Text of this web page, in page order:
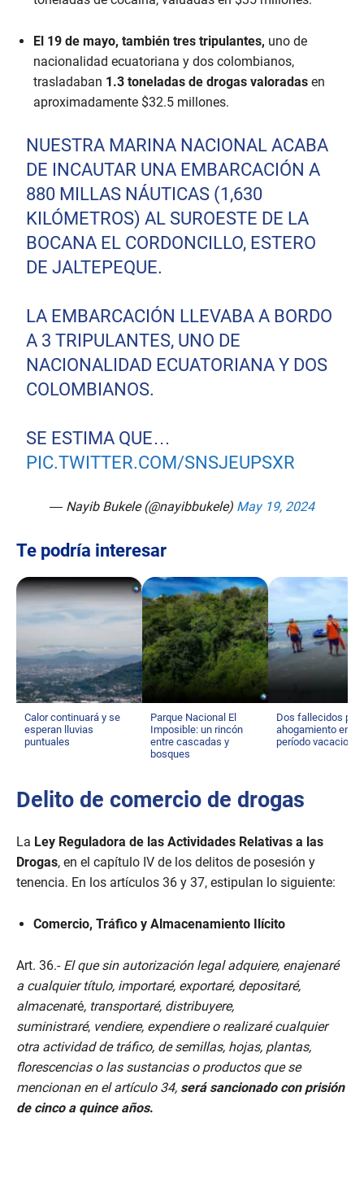
El 19 de mayo, también tres tripulantes, uno de
nacionalidad ecuatoriana y dos colombianos,
trasladaban 1.3 toneladas de drogas valoradas en
aproximadamente $32.5 millones.
NUESTRA MARINA NACIONAL ACABA
DE INCAUTAR UNA EMBARCACIÓN A
880 MILLAS NÁUTICAS (1,630
KILÓMETROS) AL SUROESTE DE LA
BOCANA EL CORDONCILLO, ESTERO
DE JALTEPEQUE.
LA EMBARCACIÓN LLEVABA A BORDO
A 3 TRIPULANTES, UNO DE
NACIONALIDAD ECUATORIANA Y DOS
COLOMBIANOS.
SE ESTIMA QUE…
PIC.TWITTER.COM/SNSJEUPSXR
— Nayib Bukele (@nayibbukele) May 19, 2024
Te podría interesar
Calor continuará y se
esperan lluvias
puntuales
Parque Nacional El
Imposible: un rincón
entre cascadas y
bosques
Dos fallecidos por
ahogamiento en
período vacacional
Delito de comercio de drogas
La Ley Reguladora de las Actividades Relativas a las
Drogas, en el capítulo IV de los delitos de posesión y
tenencia. En los artículos 36 y 37, estipulan lo siguiente:
Comercio, Tráfico y Almacenamiento Ilícito
Art. 36.- El que sin autorización legal adquiere, enajenaré
a cualquier título, importaré, exportaré, depositaré,
almacenaré, transportaré, distribuyere,
suministraré, vendiere, expendiere o realizaré cualquier
otra actividad de tráfico, de semillas, hojas, plantas,
florescencias o las sustancias o productos que se
mencionan en el artículo 34, será sancionado con prisión
de cinco a quince años.